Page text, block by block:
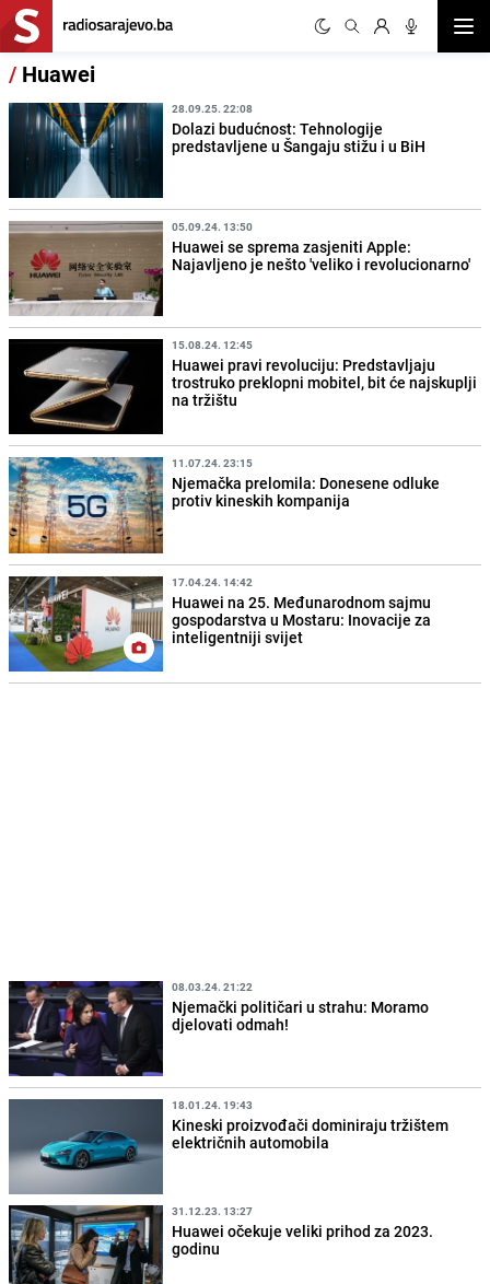
/ Huawei
28.09.25. 22:08
Dolazi budućnost: Tehnologije
predstavljene u Šangaju stižu i u BiH
05.09.24. 13:50
Huawei se sprema zasjeniti Apple:
Najavljeno je nešto 'veliko i revolucionarno'
15.08.24. 12:45
Huawei pravi revoluciju: Predstavljaju
trostruko preklopni mobitel, bit će najskuplji
na tržištu
11.07.24. 23:15
Njemačka prelomila: Donesene odluke
protiv kineskih kompanija
17.04.24. 14:42
Huawei na 25. Međunarodnom sajmu
gospodarstva u Mostaru: Inovacije za
inteligentniji svijet
08.03.24. 21:22
Njemački političari u strahu: Moramo
djelovati odmah!
18.01.24. 19:43
Kineski proizvođači dominiraju tržištem
električnih automobila
31.12.23. 13:27
Huawei očekuje veliki prihod za 2023.
godinu